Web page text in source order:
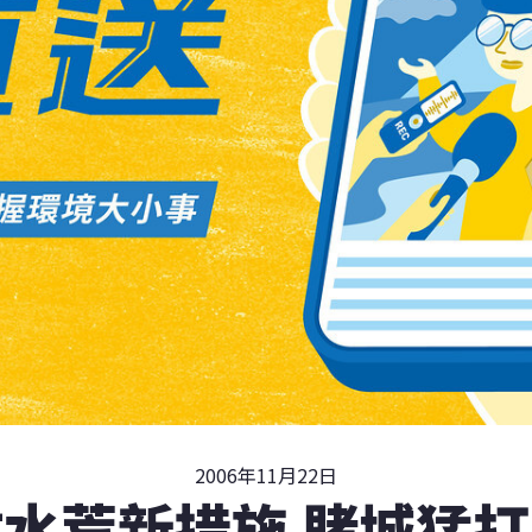
2006年11月22日